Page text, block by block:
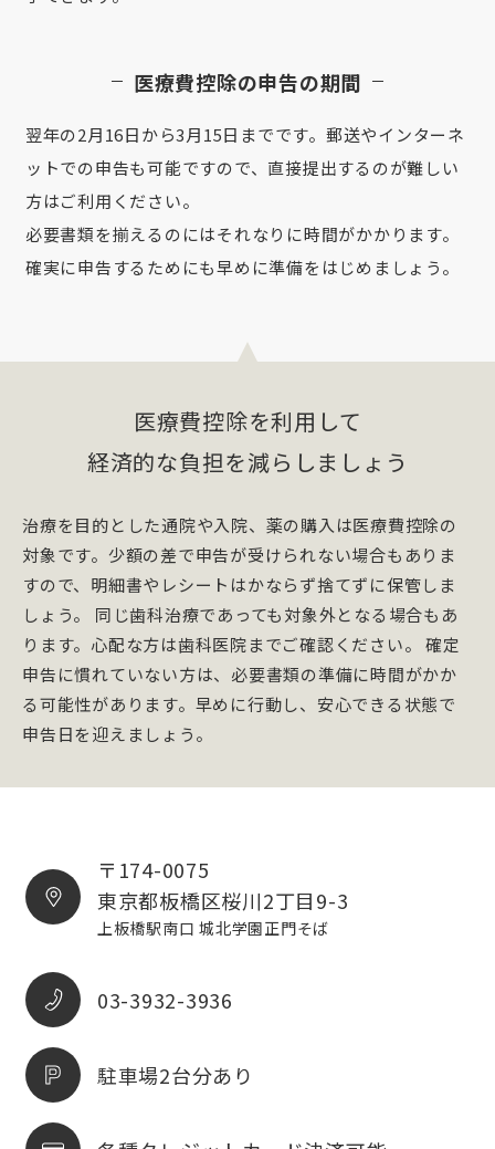
医療費控除の申告の期間
翌年の2月16日から3月15日までです。郵送やインターネ
ットでの申告も可能ですので、直接提出するのが難しい
方はご利用ください。
必要書類を揃えるのにはそれなりに時間がかかります。
確実に申告するためにも早めに準備をはじめましょう。
医療費控除を利用して
経済的な負担を減らしましょう
治療を目的とした通院や入院、薬の購入は医療費控除の
対象です。少額の差で申告が受けられない場合もありま
すので、明細書やレシートはかならず捨てずに保管しま
しょう。 同じ歯科治療であっても対象外となる場合もあ
ります。心配な方は歯科医院までご確認ください。 確定
申告に慣れていない方は、必要書類の準備に時間がかか
る可能性があります。早めに行動し、安心できる状態で
申告日を迎えましょう。
〒174-0075
東京都板橋区桜川2丁目9-3
上板橋駅南口 城北学園正門そば
03-3932-3936
駐車場2台分あり